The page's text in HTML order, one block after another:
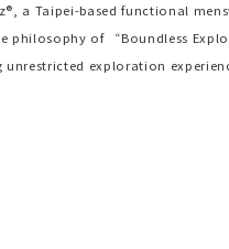
a Taipei-based functional
philosophy of “Boundless
unrestricted exploration